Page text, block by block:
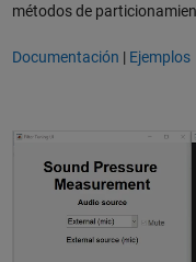
métodos de
Documentación | Ejemplos